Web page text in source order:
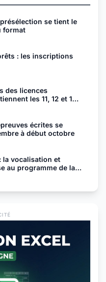
se tient le
format
: les inscriptions
des licences
les 11, 12 et 13
écrites se
à début octobre
la vocalisation et
au programme de la